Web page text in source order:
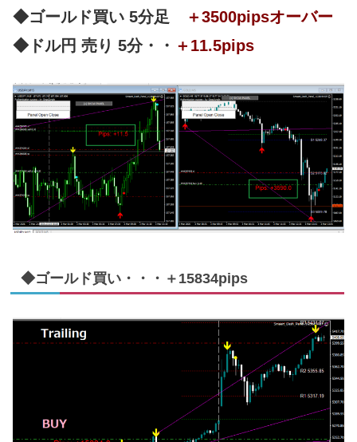
◆ゴールド買い 5分足
＋3500pipsオーバー
◆ドル円 売り 5分・・ ＋11.5pips
◆ゴールド買い・・・＋15834pips